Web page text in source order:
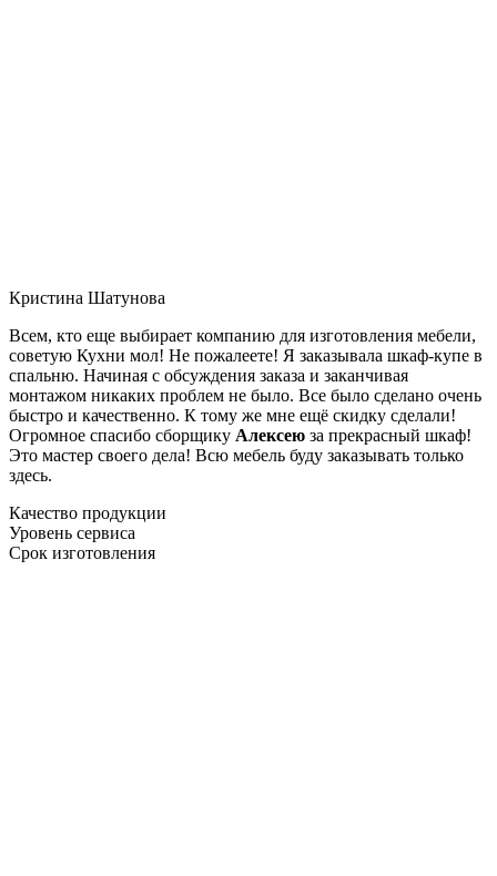
Кристина Шатунова
Всем, кто еще выбирает компанию для изготовления мебели,
советую Кухни мол! Не пожалеете! Я заказывала шкаф-купе в
спальню. Начиная с обсуждения заказа и заканчивая
монтажом никаких проблем не было. Все было сделано очень
быстро и качественно. К тому же мне ещё скидку сделали!
Огромное спасибо сборщику Алексею за прекрасный шкаф!
Это мастер своего дела! Всю мебель буду заказывать только
здесь.
Качество продукции
Уровень сервиса
Срок изготовления